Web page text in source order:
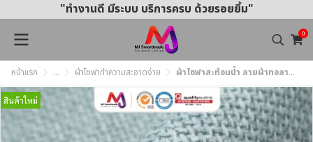
"ทำงานดี มีระบบ บริการครบ ด้วยรอยยิ้ม"
0
หน้าแรก ... ผ้าโซฟาทำความสะอาดง่าย ผ้าโซฟาสะท้อนน้ำ ลายผ้าทอลายสอง ทำความสะอาดง่าย MJ363 หน้ากว้าง145±3 ซม.
สินค้าใหม่